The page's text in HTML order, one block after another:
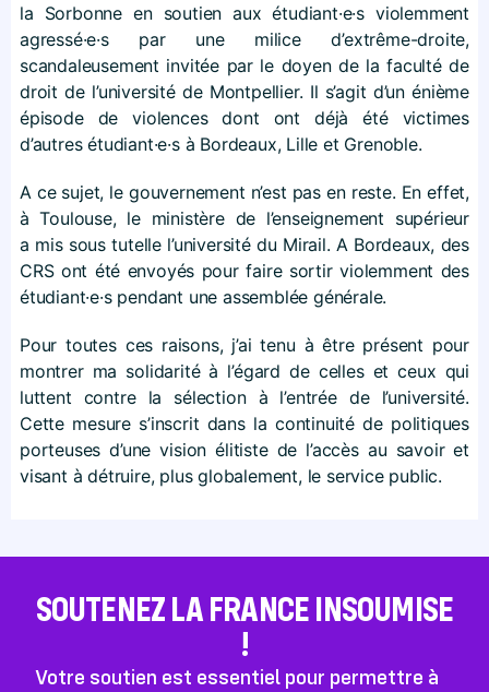
la Sorbonne en soutien aux étudiant·e·s violemment
agressé·e·s par une milice d’extrême-droite,
scandaleusement invitée par le doyen de la faculté de
droit de l’université de Montpellier. Il s’agit d’un énième
épisode de violences dont ont déjà été victimes
d’autres étudiant·e·s à Bordeaux, Lille et Grenoble.
A ce sujet, le gouvernement n’est pas en reste. En effet,
à Toulouse, le ministère de l’enseignement supérieur
a mis sous tutelle l’université du Mirail. A Bordeaux, des
CRS ont été envoyés pour faire sortir violemment des
étudiant·e·s pendant une assemblée générale.
Pour toutes ces raisons, j’ai tenu à être présent pour
montrer ma solidarité à l’égard de celles et ceux qui
luttent contre la sélection à l’entrée de l’université.
Cette mesure s’inscrit dans la continuité de politiques
porteuses d’une vision élitiste de l’accès au savoir et
visant à détruire, plus globalement, le service public.
SOUTENEZ LA FRANCE INSOUMISE
!
Votre soutien est essentiel pour permettre à